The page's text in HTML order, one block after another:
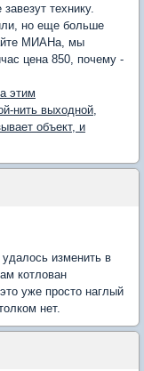
технику.
но еще больше
МИАНа, мы
цена 850, почему -
этим
нить выходной,
объект, и
изменить в
котлован
уже просто наглый
нет.